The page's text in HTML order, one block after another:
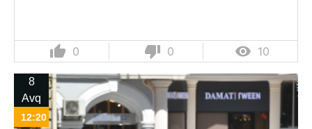
thumb_up 0 thumb_down 0  10
8
Avq
12:20